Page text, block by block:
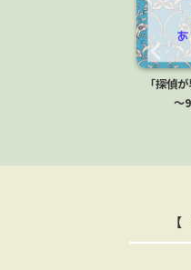
「探偵
～